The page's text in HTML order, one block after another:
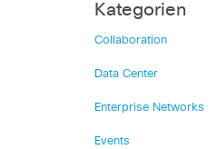
Kategorien
Collaboration
Data Center
Enterprise Networks
Events